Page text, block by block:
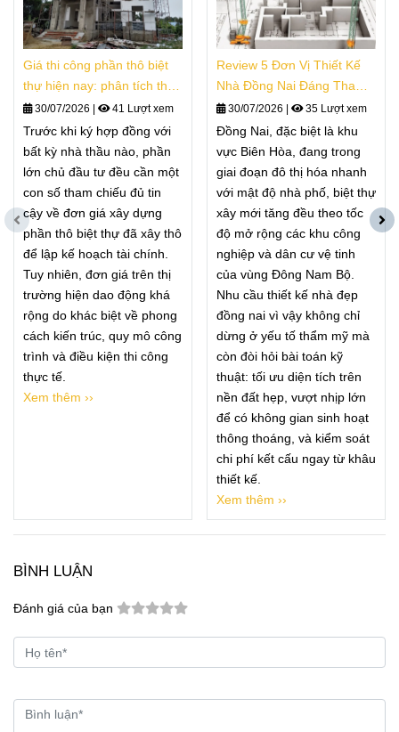
Giá thi công phần thô biệt
thự hiện nay: phân tích thực
tế30/07/2026 | 41 Lượt xem
Trước khi ký hợp đồng với
bất kỳ nhà thầu nào, phần
lớn chủ đầu tư đều cần một
con số tham chiếu đủ tin
cậy về đơn giá xây dựng
phần thô biệt thự đã xây thô
để lập kế hoạch tài chính.
Tuy nhiên, đơn giá trên thị
trường hiện dao động khá
rộng do khác biệt về phong
cách kiến trúc, quy mô công
trình và điều kiện thi công
thực tế.
Xem thêm ››
Review 5 Đơn Vị Thiết Kế
Nhà Đồng Nai Đáng Tham
Khảo
30/07/2026 | 35 Lượt xem
Đồng Nai, đặc biệt là khu
vực Biên Hòa, đang trong
giai đoạn đô thị hóa nhanh
với mật độ nhà phố, biệt thự
xây mới tăng đều theo tốc
độ mở rộng các khu công
nghiệp và dân cư vệ tinh
của vùng Đông Nam Bộ.
Nhu cầu thiết kế nhà đẹp
đồng nai vì vậy không chỉ
dừng ở yếu tố thẩm mỹ mà
còn đòi hỏi bài toán kỹ
thuật: tối ưu diện tích trên
nền đất hẹp, vượt nhịp lớn
để có không gian sinh hoạt
thông thoáng, và kiểm soát
chi phí kết cấu ngay từ khâu
thiết kế.
Xem thêm ››
BÌNH LUẬN
Đánh giá của bạn